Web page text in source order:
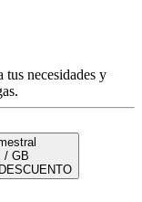
tus necesidades y
/ GB